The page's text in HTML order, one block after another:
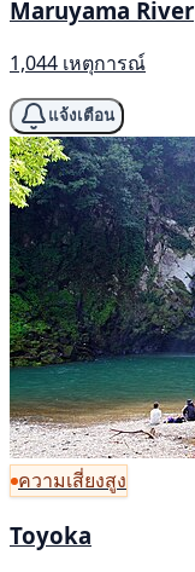
Maruyama River
1,044 เหตุการณ์
แจ้งเตือน
ความเสี่ยงสูง
Toyoka